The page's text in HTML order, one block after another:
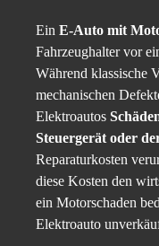
Ein E-Auto mit
Fahrzeughalter vor
Während klassische
mechanischen
Elektroautos
Steuergerät oder
Reparaturkosten
diese Kosten den
ein Motorschaden
Elektroauto